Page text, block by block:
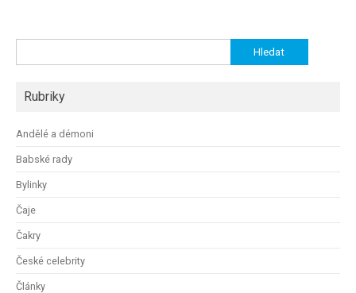
Rubriky
Andělé a démoni
Babské rady
Bylinky
Čaje
Čakry
České celebrity
Články